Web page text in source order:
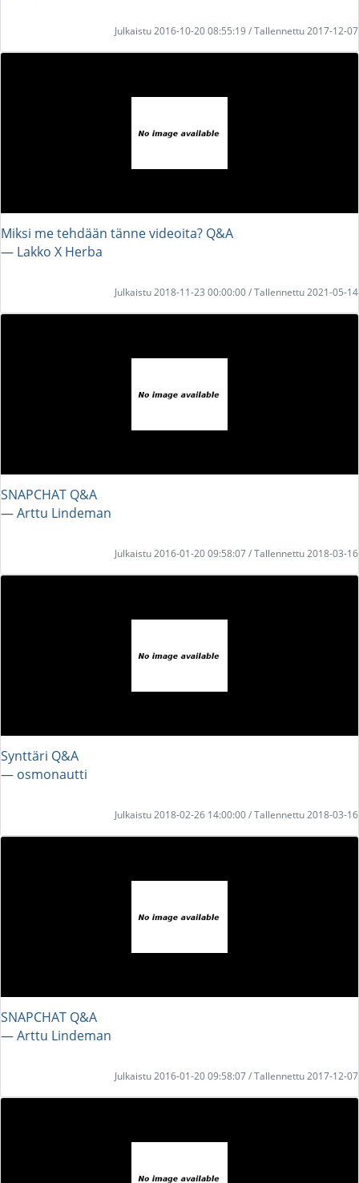
Julkaistu 2016-10-20 08:55:19 / Tallennettu 2017-12-07
Miksi me tehdään tänne videoita? Q&A
― Lakko X Herba
Julkaistu 2018-11-23 00:00:00 / Tallennettu 2021-05-14
SNAPCHAT Q&A
― Arttu Lindeman
Julkaistu 2016-01-20 09:58:07 / Tallennettu 2018-03-16
Synttäri Q&A
― osmonautti
Julkaistu 2018-02-26 14:00:00 / Tallennettu 2018-03-16
SNAPCHAT Q&A
― Arttu Lindeman
Julkaistu 2016-01-20 09:58:07 / Tallennettu 2017-12-07